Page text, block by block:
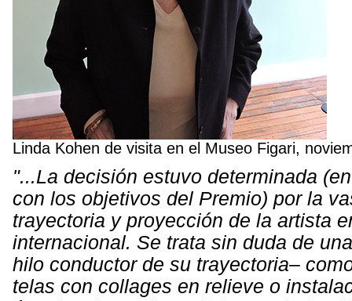
Linda Kohen de visita en el Museo Figari,
"...La decisión estuvo determinada
con los objetivos del Premio) por la
trayectoria y proyección de la artista
internacional. Se trata sin duda de
hilo conductor de su trayectoria–
telas con collages en relieve o